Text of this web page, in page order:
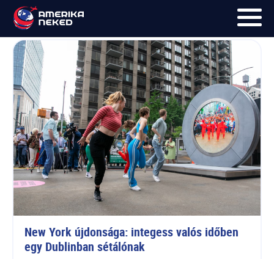
FŐOLDAL
UTAK
HÍRLEVÉL
BLOG
RÓLUNK
KÉPEK
Portal
New York újdonsága: integess valós időben
egy Dublinban sétálónak